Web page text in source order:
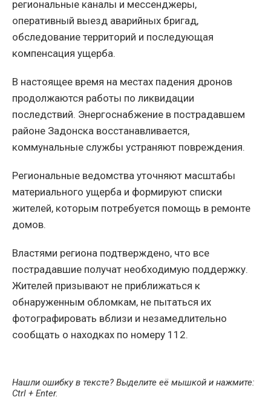
региональные каналы и мессенджеры,
оперативный выезд аварийных бригад,
обследование территорий и последующая
компенсация ущерба.
В настоящее время на местах падения дронов
продолжаются работы по ликвидации
последствий. Энергоснабжение в пострадавшем
районе Задонска восстанавливается,
коммунальные службы устраняют повреждения.
Региональные ведомства уточняют масштабы
материального ущерба и формируют списки
жителей, которым потребуется помощь в ремонте
домов.
Властями региона подтверждено, что все
пострадавшие получат необходимую поддержку.
Жителей призывают не приближаться к
обнаруженным обломкам, не пытаться их
фотографировать вблизи и незамедлительно
сообщать о находках по номеру 112.
Нашли ошибку в тексте? Выделите её мышкой и нажмите:
Ctrl + Enter.